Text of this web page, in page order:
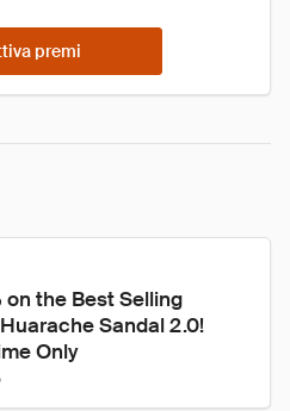
premi
on the Best Selling
Sandal 2.0!
Only